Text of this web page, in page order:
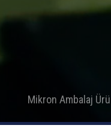
Mikron Ambalaj